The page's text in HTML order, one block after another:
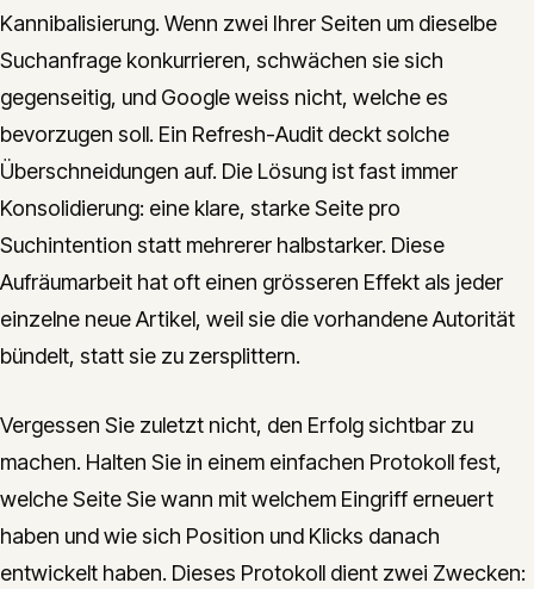
Kannibalisierung. Wenn zwei Ihrer Seiten um dieselbe
Suchanfrage konkurrieren, schwächen sie sich
gegenseitig, und Google weiss nicht, welche es
bevorzugen soll. Ein Refresh-Audit deckt solche
Überschneidungen auf. Die Lösung ist fast immer
Konsolidierung: eine klare, starke Seite pro
Suchintention statt mehrerer halbstarker. Diese
Aufräumarbeit hat oft einen grösseren Effekt als jeder
einzelne neue Artikel, weil sie die vorhandene Autorität
bündelt, statt sie zu zersplittern.
Vergessen Sie zuletzt nicht, den Erfolg sichtbar zu
machen. Halten Sie in einem einfachen Protokoll fest,
welche Seite Sie wann mit welchem Eingriff erneuert
haben und wie sich Position und Klicks danach
entwickelt haben. Dieses Protokoll dient zwei Zwecken: